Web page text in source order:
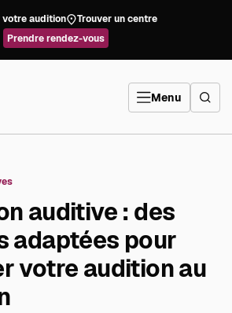
votre audition
Trouver un centre
Prendre rendez-vous
Menu
auditive : des
adaptées pour
votre audition au